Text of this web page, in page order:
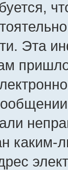
Эта